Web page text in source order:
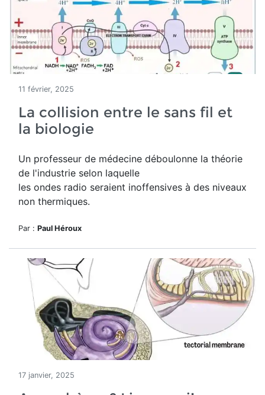
11 février, 2025
La collision entre le sans fil et
la biologie
Un professeur de médecine déboulonne la théorie
de l'industrie selon laquelle
les ondes radio seraient inoffensives à des niveaux
non thermiques.
Par : Paul Héroux
17 janvier, 2025